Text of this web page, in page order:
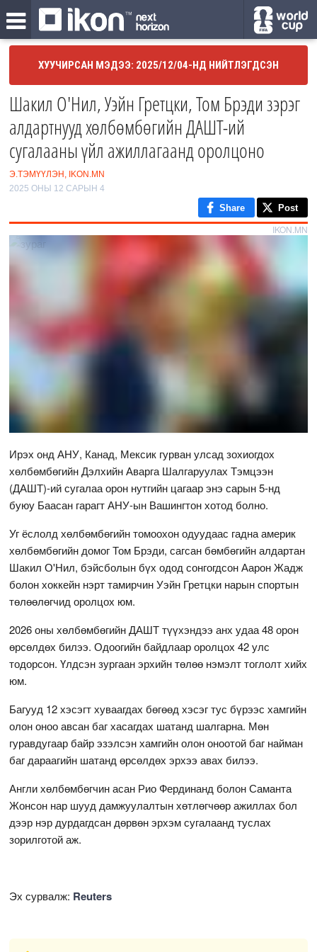
ХУУЧИРСАН МЭДЭЭ: 2025/12/04-НД НИЙТЛЭГДСЭН
Шакил О'Нил, Уэйн Гретцки, Том Брэди зэрэг
алдартнууд хөлбөмбөгийн ДАШТ-ий
сугалааны үйл ажиллагаанд оролцоно
Э.ТЭМҮҮЛЭН, IKON.MN
2025 ОНЫ 12 САРЫН 4
Share Post
IKON.MN
Ирэх онд АНУ, Канад, Мексик гурван улсад зохиогдох
хөлбөмбөгийн Дэлхийн Аварга Шалгаруулах Тэмцээн
(ДАШТ)-ий сугалаа орон нутгийн цагаар энэ сарын 5-нд
буюу Баасан гарагт АНУ-ын Вашингтон хотод болно.
Уг ёслолд хөлбөмбөгийн томоохон одуудаас гадна америк
хөлбөмбөгийн домог Том Брэди, сагсан бөмбөгийн алдартан
Шакил О'Нил, бэйсболын бүх одод сонгогдсон Аарон Жадж
болон хоккейн нэрт тамирчин Уэйн Гретцки нарын спортын
төлөөлөгчид оролцох юм.
2026 оны хөлбөмбөгийн ДАШТ түүхэндээ анх удаа 48 орон
өрсөлдөх билээ. Одоогийн байдлаар оролцох 42 улс
тодорсон. Үлдсэн зургаан эрхийн төлөө нэмэлт тоглолт хийх
юм.
Багууд 12 хэсэгт хуваагдах бөгөөд хэсэг тус бүрээс хамгийн
олон оноо авсан баг хасагдах шатанд шалгарна. Мөн
гуравдугаар байр эзэлсэн хамгийн олон оноотой баг найман
баг дараагийн шатанд өрсөлдөх эрхээ авах билээ.
Англи хөлбөмбөгчин асан Рио Фердинанд болон Саманта
Жонсон нар шууд дамжуулалтын хөтлөгчөөр ажиллах бол
дээр нэр дурдагдсан дөрвөн эрхэм сугалаанд туслах
зорилготой аж.
Эх сурвалж: Reuters